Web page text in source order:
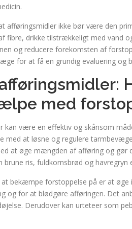
afføringsmidler ikke bør være den
fibre, drikke tilstrækkeligt med vand
og reducere forekomsten af
for at få en grundig evaluering og
med
kan være en effektiv og skånsom
med at løsne og regulere
at øge mængden af afføring og gør
brune ris, fuldkornsbrød og havregryn
at bekæmpe forstoppelse på er at
og for at blødgøre afføringen. Det
Derudover kan urteteer som